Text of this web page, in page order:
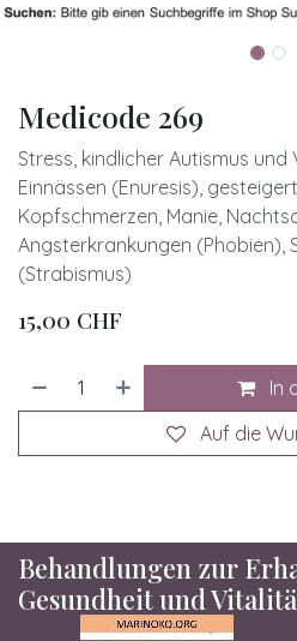
Medicode 269
Stress, kindlicher Autismus und
Einnässen (Enuresis),
Kopfschmerzen, Manie,
Angsterkrankungen (Phobien),
(Strabismus)
15,00 CHF
In
Auf die
Behandlungen zur
Gesundheit und